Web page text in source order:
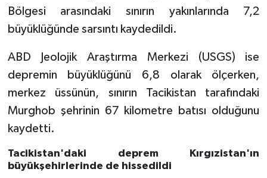
Bölgesi arasındaki sınırın yakınlarında 7,2
büyüklüğünde sarsıntı kaydedildi.
ABD Jeolojik Araştırma Merkezi (USGS) ise
depremin büyüklüğünü 6,8 olarak ölçerken,
merkez üssünün, sınırın Tacikistan tarafındaki
Murghob şehrinin 67 kilometre batısı olduğunu
kaydetti.
Tacikistan'daki deprem Kırgızistan'ın
büyükşehirlerinde de hissedildi
Bilecik Müftülüğü
Bitlis Müftülüğü
Burdur Müftülüğü
Bursa Müftülüğü
Kültür-Sanat
Sağlık
Ekonomi
Duyurular